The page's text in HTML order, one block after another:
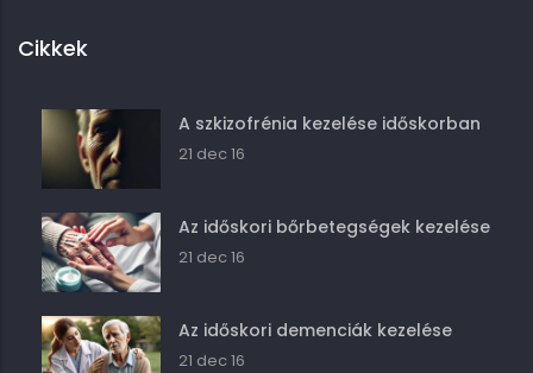
Cikkek
A szkizofrénia kezelése időskorban
21 dec 16
Az időskori bőrbetegségek kezelése
21 dec 16
Az időskori demenciák kezelése
21 dec 16